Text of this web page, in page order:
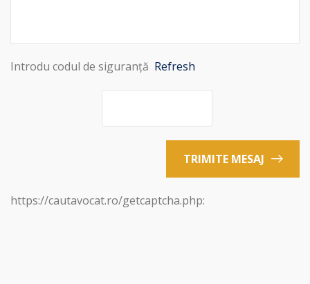
Introdu codul de siguranță Refresh
TRIMITE MESAJ
https://cautavocat.ro/getcaptcha.php: